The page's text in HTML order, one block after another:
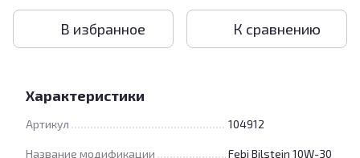
В избранное К сравнению
Характеристики
Артикул 104912
Название модификации
Febi Bilstein 10W-30